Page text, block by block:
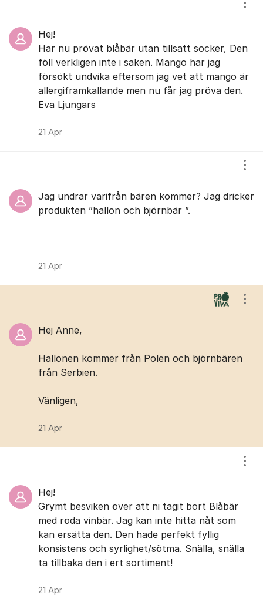
Hej!
Har nu prövat blåbär utan tillsatt socker, Den
föll verkligen inte i saken. Mango har jag
försökt undvika eftersom jag vet att mango är
allergiframkallande men nu får jag pröva den.
Eva Ljungars
21 Apr
Jag undrar varifrån bären kommer? Jag dricker
produkten ”hallon och björnbär ”.
21 Apr
Hej Anne,
Hallonen kommer från Polen och björnbären
från Serbien.
Vänligen,
21 Apr
Hej!
Grymt besviken över att ni tagit bort Blåbär
med röda vinbär. Jag kan inte hitta nåt som
kan ersätta den. Den hade perfekt fyllig
konsistens och syrlighet/sötma. Snälla, snälla
ta tillbaka den i ert sortiment!
21 Apr